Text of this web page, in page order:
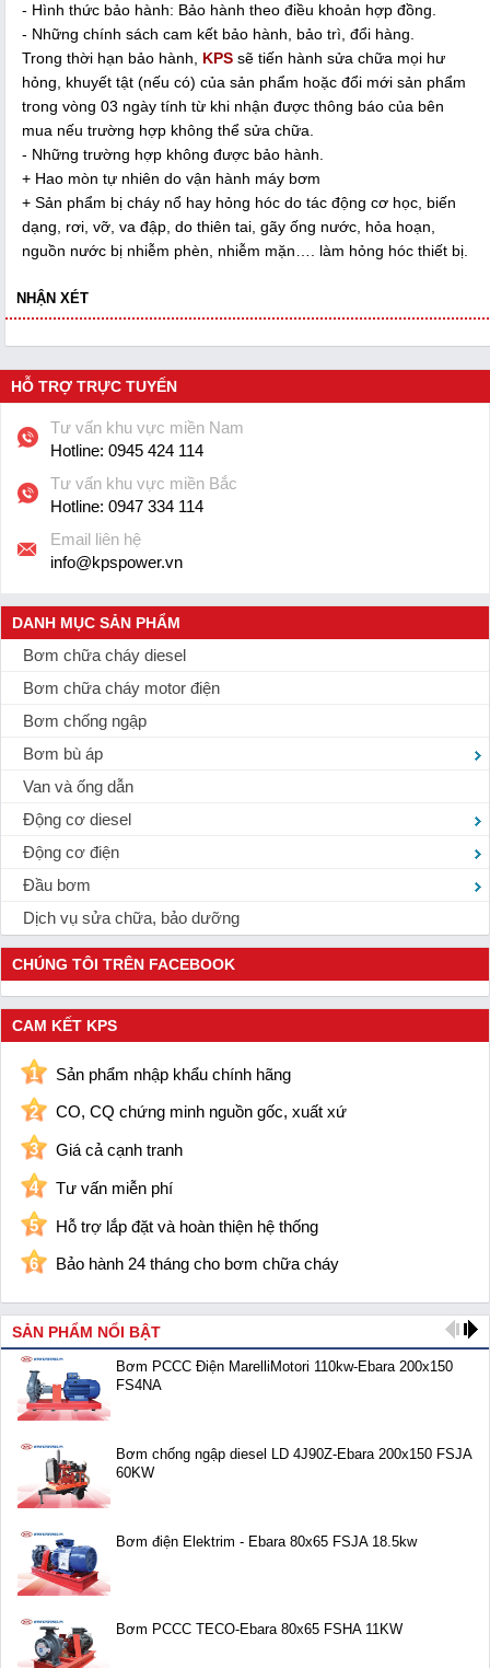
- Hình thức bảo hành: Bảo hành theo điều khoản hợp đồng.
- Những chính sách cam kết bảo hành, bảo trì, đổi hàng.
Trong thời hạn bảo hành, KPS sẽ tiến hành sửa chữa mọi hư
hỏng, khuyết tật (nếu có) của sản phẩm hoặc đổi mới sản phẩm
trong vòng 03 ngày tính từ khi nhận được thông báo của bên
mua nếu trường hợp không thể sửa chữa.
- Những trường hợp không được bảo hành.
+ Hao mòn tự nhiên do vận hành máy bơm
+ Sản phẩm bị cháy nổ hay hỏng hóc do tác động cơ học, biến
dạng, rơi, vỡ, va đập, do thiên tai, gãy ống nước, hỏa hoạn,
nguồn nước bị nhiễm phèn, nhiễm mặn…. làm hỏng hóc thiết bị.
NHẬN XÉT
HỖ TRỢ TRỰC TUYẾN
Tư vấn khu vực miền Nam
Hotline: 0945 424 114
Tư vấn khu vực miền Bắc
Hotline: 0947 334 114
Email liên hệ
info@kpspower.vn
DANH MỤC SẢN PHẨM
Bơm chữa cháy diesel
Bơm chữa cháy motor điện
Bơm chống ngập
Bơm bù áp
Van và ống dẫn
Động cơ diesel
Động cơ điện
Đầu bơm
Dịch vụ sửa chữa, bảo dưỡng
CHÚNG TÔI TRÊN FACEBOOK
CAM KẾT KPS
1
Sản phẩm nhập khẩu chính hãng
2
CO, CQ chứng minh nguồn gốc, xuất xứ
3
Giá cả cạnh tranh
4
Tư vấn miễn phí
5
Hỗ trợ lắp đặt và hoàn thiện hệ thống
6
Bảo hành 24 tháng cho bơm chữa cháy
SẢN PHẨM NỔI BẬT
Bơm PCCC Điện MarelliMotori 110kw-Ebara 200x150
FS4NA
Bơm chống ngập diesel LD 4J90Z-Ebara 200x150 FSJA
60KW
Bơm điện Elektrim - Ebara 80x65 FSJA 18.5kw
Bơm PCCC TECO-Ebara 80x65 FSHA 11KW